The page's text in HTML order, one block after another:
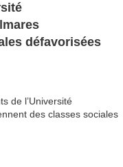
défavorisées